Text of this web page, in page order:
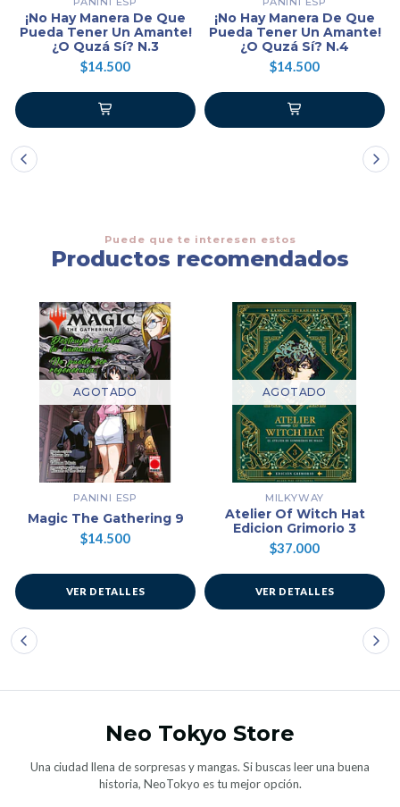
¡No Hay Manera De Que
Pueda Tener Un Amante!
¿O Quzá Sí? N.3
$14.500
¡No Hay Manera De Que
Pueda Tener Un Amante!
¿O Quzá Sí? N.4
$14.500
Puede que te interesen estos
Productos recomendados
AGOTADO
PANINI ESP
Magic The Gathering 9
$14.500
VER DETALLES
AGOTADO
MILKYWAY
Atelier Of Witch Hat
Edicion Grimorio 3
$37.000
VER DETALLES
Neo Tokyo Store
Una ciudad llena de sorpresas y mangas. Si buscas leer una buena
historia, NeoTokyo es tu mejor opción.